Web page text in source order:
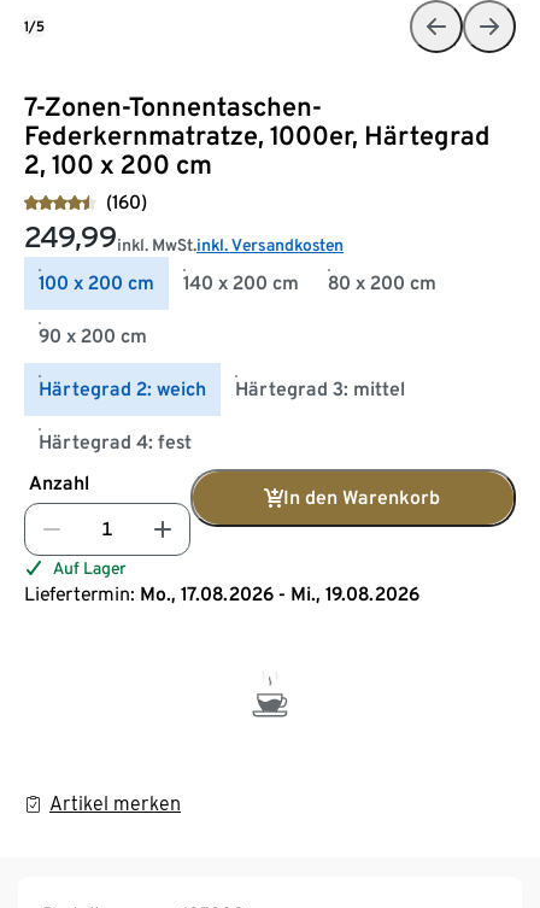
7-Zonen-Tonnentaschen-
Federkernmatratze, 1000er, Härtegrad
2, 100 x 200 cm
(160)
249,99inkl. MwSt.inkl. Versandkosten
100 x 200 cm 140 x 200 cm 80 x 200 cm
90 x 200 cm
Härtegrad 2: weich Härtegrad 3: mittel
Härtegrad 4: fest
Anzahl
In den Warenkorb
Auf Lager
Liefertermin: Mo., 17.08.2026 - Mi., 19.08.2026
Artikel merken
1/5